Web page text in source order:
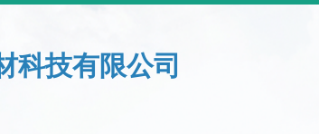
科技有限公司